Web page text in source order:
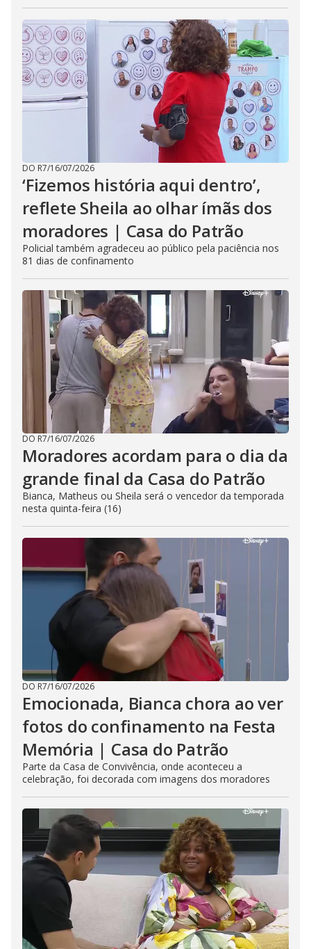
DO R7/16/07/2026
‘Fizemos história aqui dentro’,
reflete Sheila ao olhar ímãs dos
moradores | Casa do Patrão
Policial também agradeceu ao público pela paciência nos
81 dias de confinamento
DO R7/16/07/2026
Moradores acordam para o dia da
grande final da Casa do Patrão
Bianca, Matheus ou Sheila será o vencedor da temporada
nesta quinta-feira (16)
DO R7/16/07/2026
Emocionada, Bianca chora ao ver
fotos do confinamento na Festa
Memória | Casa do Patrão
Parte da Casa de Convivência, onde aconteceu a
celebração, foi decorada com imagens dos moradores